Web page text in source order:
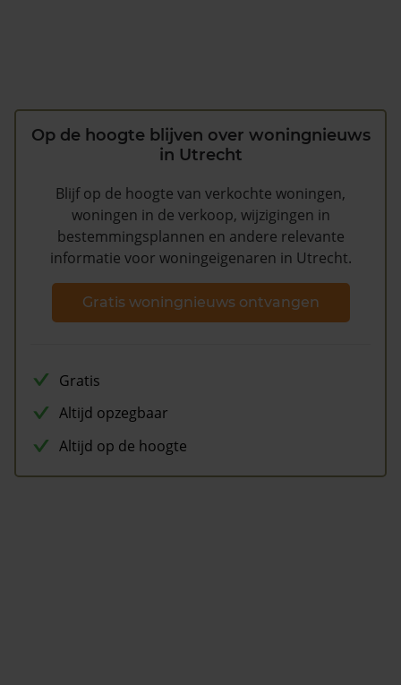
Op de hoogte blijven over woningnieuws
in Utrecht
Blijf op de hoogte van verkochte woningen,
woningen in de verkoop, wijzigingen in
bestemmingsplannen en andere relevante
informatie voor woningeigenaren in Utrecht.
Gratis woningnieuws ontvangen
Gratis
Altijd opzegbaar
Altijd op de hoogte